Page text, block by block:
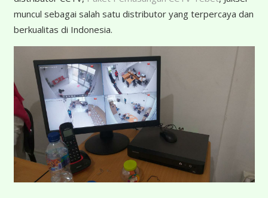
muncul sebagai salah satu distributor yang terpercaya dan
berkualitas di Indonesia.